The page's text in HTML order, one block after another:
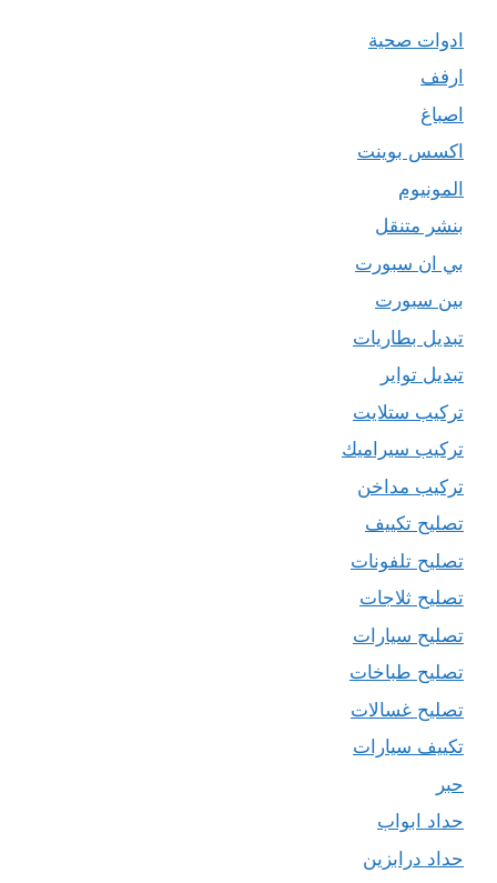
ادوات صحية
ارفف
اصباغ
اكسس بوينت
المونيوم
بنشر متنقل
بي ان سبورت
بين سبورت
تبديل بطاريات
تبديل تواير
تركيب ستلايت
تركيب سيراميك
تركيب مداخن
تصليح تكييف
تصليح تلفونات
تصليح ثلاجات
تصليح سيارات
تصليح طباخات
تصليح غسالات
تكييف سيارات
حبر
حداد ابواب
حداد درابزين